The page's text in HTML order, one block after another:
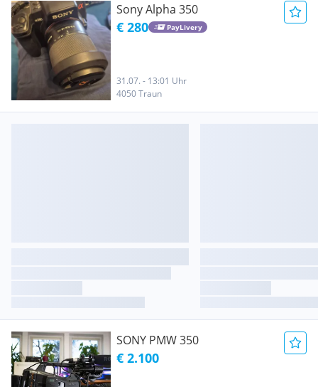
Sony Alpha 350
€ 280 PayLivery
31.07. - 13:01 Uhr
4050 Traun
SONY PMW 350
€ 2.100